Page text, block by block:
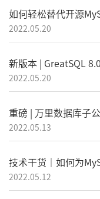
2022.05.20
2022.05.20
2022.05.13
技术干货｜如何为
2022.05.12